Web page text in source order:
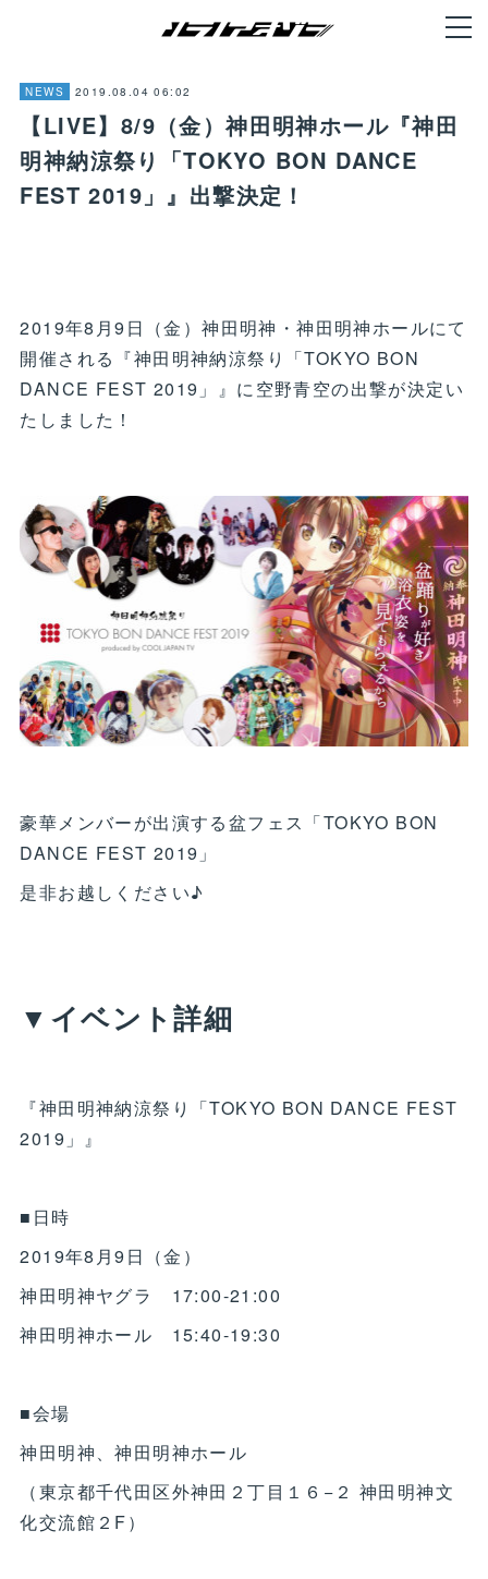
NEWS 2019.08.04 06:02
【LIVE】8/9（金）神田明神ホール『神田
明神納涼祭り「TOKYO BON DANCE
FEST 2019」』出撃決定！
2019年8月9日（金）神田明神・神田明神ホールにて
開催される『神田明神納涼祭り「TOKYO BON
DANCE FEST 2019」』に空野青空の出撃が決定い
たしました！
豪華メンバーが出演する盆フェス「TOKYO BON
DANCE FEST 2019」
是非お越しください♪
▼イベント詳細
『神田明神納涼祭り「TOKYO BON DANCE FEST
2019」』
■日時
2019年8月9日（金）
神田明神ヤグラ 17:00-21:00
神田明神ホール 15:40-19:30
■会場
神田明神、神田明神ホール
（東京都千代田区外神田２丁目１６−２ 神田明神文
化交流館２F）